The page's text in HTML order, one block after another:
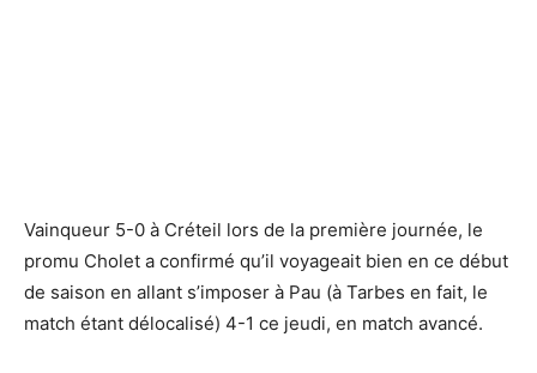
Vainqueur 5-0 à Créteil lors de la première journée, le
promu Cholet a confirmé qu’il voyageait bien en ce début
de saison en allant s’imposer à Pau (à Tarbes en fait, le
match étant délocalisé) 4-1 ce jeudi, en match avancé.